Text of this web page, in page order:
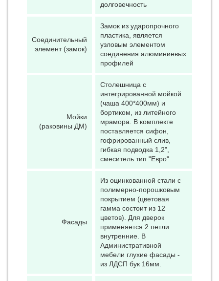
долговечность
Соединительный
элемент (замок)
Замок из ударопрочного
пластика, является
узловым элементом
соединения алюминиевых
профилей
Мойки
(раковины ДМ)
Столешница с
интегрированной мойкой
(чаша 400*400мм) и
бортиком, из литейного
мрамора. В комплекте
поставляется сифон,
гофрированный слив,
гибкая подводка 1,2",
смеситель тип "Евро"
Фасады
Из оцинкованной стали с
полимерно-порошковым
покрытием (цветовая
гамма состоит из 12
цветов). Для дверок
применяется 2 петли
внутренние. В
Административной
мебели глухие фасады -
из ЛДСП бук 16мм.